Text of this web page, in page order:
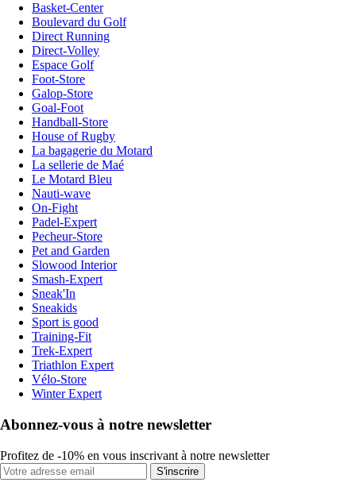
Basket-Center
Boulevard du Golf
Direct Running
Direct-Volley
Espace Golf
Foot-Store
Galop-Store
Goal-Foot
Handball-Store
House of Rugby
La bagagerie du Motard
La sellerie de Maé
Le Motard Bleu
Nauti-wave
On-Fight
Padel-Expert
Pecheur-Store
Pet and Garden
Slowood Interior
Smash-Expert
Sneak'In
Sneakids
Sport is good
Training-Fit
Trek-Expert
Triathlon Expert
Vélo-Store
Winter Expert
Abonnez-vous à notre newsletter
Profitez de -10% en vous inscrivant à notre newsletter
S'inscrire